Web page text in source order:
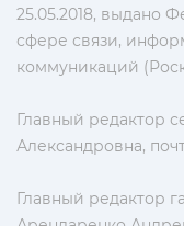
25.05.2018, выдано
сфере связи,
коммуникаций
Главный редактор
Александровна,
Главный редактор